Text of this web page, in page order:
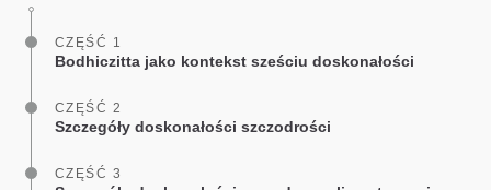
CZĘŚĆ 1
Bodhiczitta jako kontekst sześciu doskonałości
CZĘŚĆ 2
Szczegóły doskonałości szczodrości
CZĘŚĆ 3